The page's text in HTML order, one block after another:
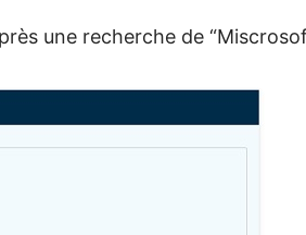
une recherche de